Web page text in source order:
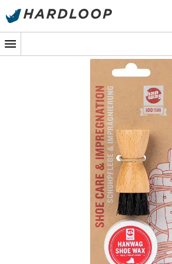
Zomeraanbiedingen 🔥 -5% EXTRA
Of u nu wandelt op steile paden of
schoenenverdienen net
uw kuiten na de inspanning.
Hanwaguw beste
onderhoudsmaatje. Deze slimme kit